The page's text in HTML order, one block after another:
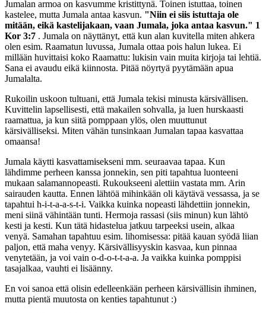
Jumalan armoa on kasvumme kristittynä. Toinen istuttaa, toinen
kastelee, mutta Jumala antaa kasvun. "Niin ei siis istuttaja ole
mitään, eikä kastelijakaan, vaan Jumala, joka antaa kasvun." 1
Kor 3:7 . Jumala on näyttänyt, että kun alan kuvitella miten ahkera
olen esim. Raamatun luvussa, Jumala ottaa pois halun lukea. Ei
millään huvittaisi koko Raamattu: lukisin vain muita kirjoja tai lehtiä.
Sana ei avaudu eikä kiinnosta. Pitää nöyrtyä pyytämään apua
Jumalalta.
Rukoilin uskoon tultuani, että Jumala tekisi minusta kärsivällisen.
Kuvittelin lapsellisesti, että makailen sohvalla, ja luen hurskaasti
raamattua, ja kun siitä pomppaan ylös, olen muuttunut
kärsivälliseksi. Miten vähän tunsinkaan Jumalan tapaa kasvattaa
omaansa!
Jumala käytti kasvattamisekseni mm. seuraavaa tapaa. Kun
lähdimme perheen kanssa jonnekin, sen piti tapahtua luonteeni
mukaan salamannopeasti. Rukoukseeni alettiin vastata mm. Arin
sairauden kautta. Ennen lähtöä mihinkään oli käytävä vessassa, ja se
tapahtui h-i-t-a-a-s-t-i. Vaikka kuinka nopeasti lähdettiin jonnekin,
meni siinä vähintään tunti. Hermoja rassasi (siis minun) kun lähtö
kesti ja kesti. Kun tätä hidastelua jatkuu tarpeeksi usein, alkaa
venyä. Samahan tapahtuu esim. lihomisessa: pitää kauan syödä liian
paljon, että maha venyy. Kärsivällisyyskin kasvaa, kun pinnaa
venytetään, ja voi vain o-d-o-t-t-a-a. Ja vaikka kuinka pomppisi
tasajalkaa, vauhti ei lisäänny.
En voi sanoa että olisin edelleenkään perheen kärsivällisin ihminen,
mutta pientä muutosta on kenties tapahtunut :)